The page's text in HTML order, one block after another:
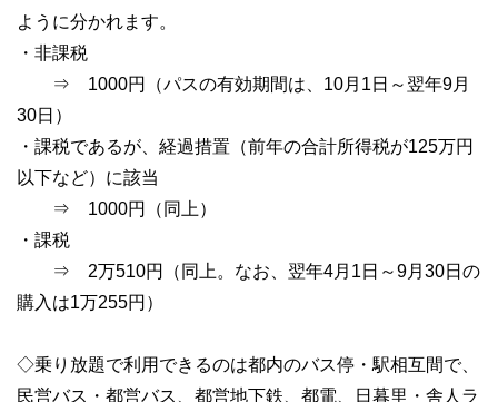
ように分かれます。
・非課税
⇒ 1000円（パスの有効期間は、10月1日～翌年9月
30日）
・課税であるが、経過措置（前年の合計所得税が125万円
以下など）に該当
⇒ 1000円（同上）
・課税
⇒ 2万510円（同上。なお、翌年4月1日～9月30日の
購入は1万255円）
◇乗り放題で利用できるのは都内のバス停・駅相互間で、
民営バス・都営バス、都営地下鉄、都電、日暮里・舎人ラ